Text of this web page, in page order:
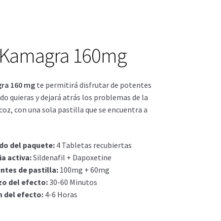
160mg
160 mgte permitirá disfrutar de potentes
quieras y dejará atrás los problemas de la
con una sola pastilla que se encuentra a
del paquete: 4 Tabletas recubiertas
activa:Sildenafil + Dapoxetine
de pastilla: 100mg + 60mg
del efecto:30-60 Minutos
del efecto: 4-6 Horas